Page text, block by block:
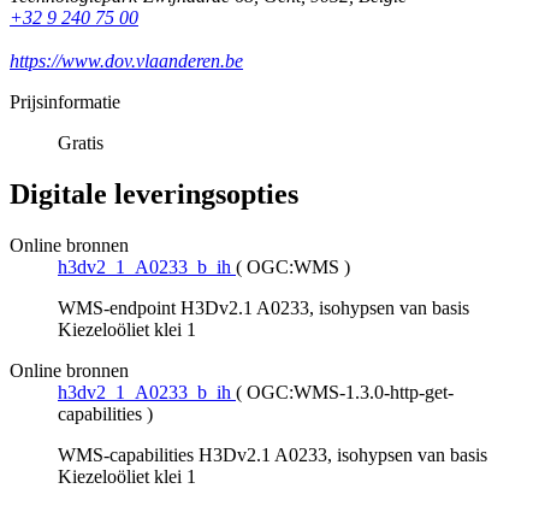
+32 9 240 75 00
https://www.dov.vlaanderen.be
Prijsinformatie
Gratis
Digitale leveringsopties
Online bronnen
h3dv2_1_A0233_b_ih ( OGC:WMS )
WMS-endpoint H3Dv2.1 A0233, isohypsen van basis
Kiezeloöliet klei 1
Online bronnen
h3dv2_1_A0233_b_ih ( OGC:WMS-1.3.0-http-get-
capabilities )
WMS-capabilities H3Dv2.1 A0233, isohypsen van basis
Kiezeloöliet klei 1